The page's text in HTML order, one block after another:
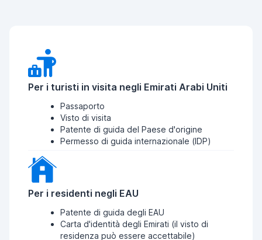
Per i turisti in visita negli Emirati Arabi Uniti
Passaporto
Visto di visita
Patente di guida del Paese d'origine
Permesso di guida internazionale (IDP)
Per i residenti negli EAU
Patente di guida degli EAU
Carta d'identità degli Emirati (il visto di
residenza può essere accettabile)